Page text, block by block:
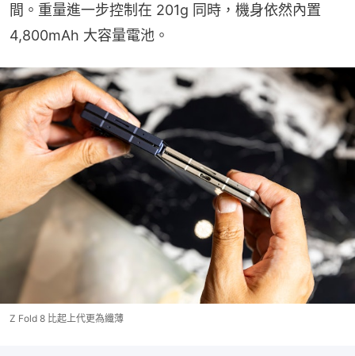
間。重量進一步控制在 201g 同時，機身依然內置
4,800mAh 大容量電池。
Z Fold 8 比起上代更為纖薄